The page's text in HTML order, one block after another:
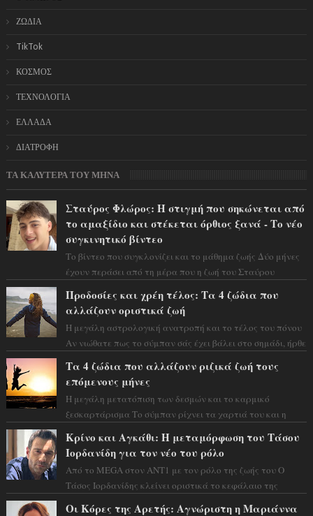
ΖΩΔΙΑ
TikTok
ΚΟΣΜΟΣ
ΤΕΧΝΟΛΟΓΙΑ
ΕΛΛΑΔΑ
ΔΙΑΤΡΟΦΗ
ΤΑ ΚΑΛΥΤΕΡΑ ΤΟΥ ΜΗΝΑ
Σταύρος Φλώρος: Η στιγμή που σηκώνεται από
το αμαξίδιο και στέκεται όρθιος ξανά - Το νέο
συγκινητικό βίντεο
Το βίντεο που συγκλονίζει και το μάθημα ζωής Δύο μήνες
έχουν περάσει από τη μέρα που η ζωή του Σταύρου
Προδοσίες και χρέη τέλος: Τα 4 ζώδια που
αλλάζουν οριστικά ζωή
Η μεγάλη αστρολογική ανατροπή και το τέλος του πόνου
Αν νιώθατε πως το σύμπαν σάς έχει βάλει στο σημάδι, ήρθε
Τα 4 ζώδια που αλλάζουν ριζικά ζωή τους
επόμενους μήνες
Η μεγάλη μετατόπιση των δεσμών και το καρμικό
ξεσκαρτάρισμα Το σύμπαν ρίχνει τα χαρτιά του και η
Κρίνο και Αγκάθι: Η μεταμόρφωση του Τάσου
Ιορδανίδη για τον νέο του ρόλο
Από το MEGA στον ΑΝΤ1 με τον ρόλο της ζωής του Ο
Τάσος Ιορδανίδης κλείνει οριστικά το κεφάλαιο της
Οι Κόρες της Αρετής: Αγνώριστη η Μαριάννα